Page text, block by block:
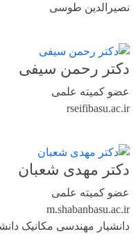
نصیرالدین طوسی
دکتر رحمن سیفی
عضو کمیته علمی
rseifibasu.ac.ir
دکتر مهدی شعبان
عضو کمیته علمی
m.shabanbasu.ac.ir
دانشیار مهندسی مکانیک